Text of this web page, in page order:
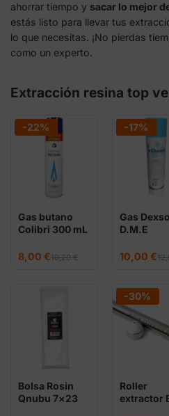
ahorrar tiempo y sacar lo mejor
estás listo para llevar tus
lo que necesitas. ¡No pierdas
como un experto.
Extracción resina top
-22%
Gas butano
Colibri 300 mL
BHO
10,20€
El
precio
8,00 €
El
precio
-17%
Gas Dexso
D.M.E
El
precio
12,00 €.
10,00 €
El
precio
10,00 €.
Bolsa Rosin
Qnubu 7×23
-30%
Roller
extractor